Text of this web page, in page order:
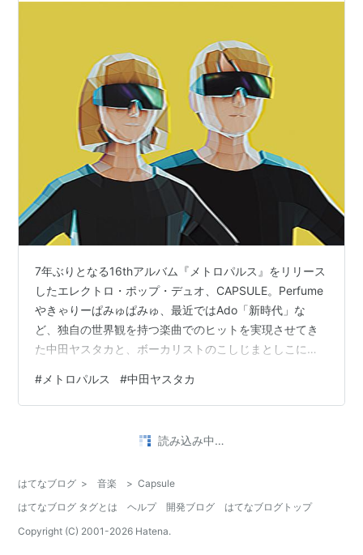
7年ぶりとなる16thアルバム『メトロパルス』をリリース
したエレクトロ・ポップ・デュオ、CAPSULE。Perfume
やきゃりーぱみゅぱみゅ、最近ではAdo「新時代」な
ど、独自の世界観を持つ楽曲でのヒットを実現させてき
た中田ヤスタカと、ボーカリストのこしじまとしこによ
を最も制約なく具現化できる“拠点”と言えるユニットだ。
そんなCAPSULEだが、活動中期はフロア・フレンドリー
ェーブ×シティ・ポップ!? FMベースやFMエレピ、PCM系
ル・メロディと…
# メトロパルス #中田ヤスタカ
読み込み中…
はてなブログ > 音楽 > Capsule
はてなブログ タグとは
ヘルプ 開発ブログ
はてなブログトップ
Copyright (C) 2001-2026 Hatena.